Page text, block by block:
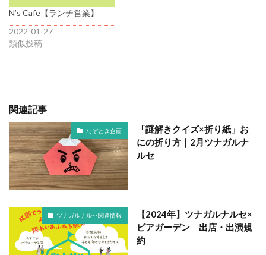
N’s Cafe【ランチ営業】
2022-01-27
類似投稿
関連記事
なぞとき企画
「謎解きクイズ×折り紙」お
にの折り方｜2月ツナガルナ
ルセ
ツナガルナルセ関連情報
【2024年】ツナガルナルセ×
ビアガーデン 出店・出演規
約